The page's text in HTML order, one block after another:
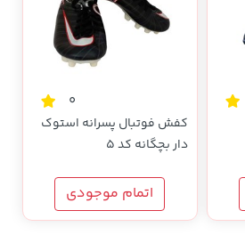
0
کفش فوتبال پسرانه استوک
دار بچگانه کد 5
اتمام موجودی